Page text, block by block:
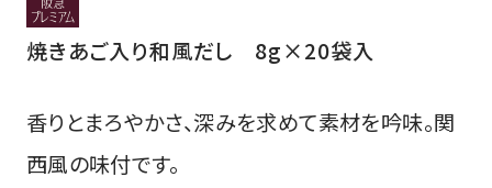
焼きあご入り和風だし 8g×20袋入
香りとまろやかさ、深みを求めて素材を吟味。関
西風の味付です。